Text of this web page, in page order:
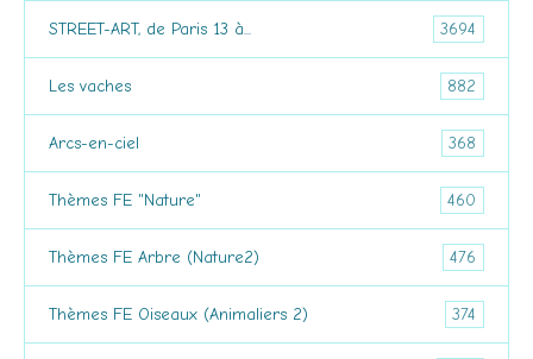
STREET-ART, de Paris 13 à... 3694
Les vaches 882
Arcs-en-ciel 368
Thèmes FE "Nature" 460
Thèmes FE Arbre (Nature2) 476
Thèmes FE Oiseaux (Animaliers 2) 374